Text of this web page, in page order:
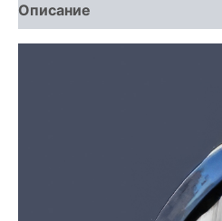
Описание